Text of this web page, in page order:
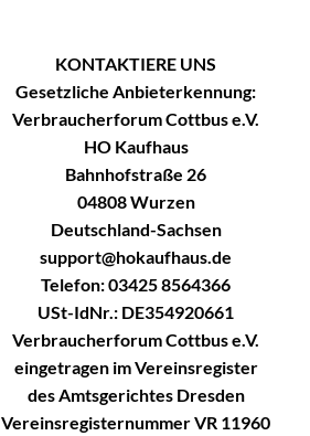
KONTAKTIERE UNS
Gesetzliche Anbieterkennung:
Verbraucherforum Cottbus e.V.
HO Kaufhaus
Bahnhofstraße 26
04808 Wurzen
Deutschland-Sachsen
support@hokaufhaus.de
Telefon: 03425 8564366
USt-IdNr.: DE354920661
Verbraucherforum Cottbus e.V.
eingetragen im Vereinsregister
des Amtsgerichtes Dresden
Vereinsregisternummer VR 11960